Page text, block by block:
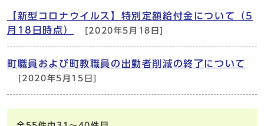
【新型コロナウイルス】特別定額給付金について（5
月18日時点）
[2020年5月18日]
町職員および町教職員の出勤者削減の終了について
[2020年5月15日]